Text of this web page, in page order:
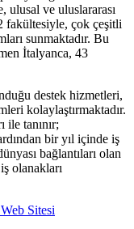
ulusal ve uluslararası
fakültesiyle, çok çeşitli
sunmaktadır. Bu
İtalyanca, 43
destek hizmetleri,
kolaylaştırmaktadır.
tanınır;
bir yıl içinde iş
bağlantıları olan
olanakları
Sitesi